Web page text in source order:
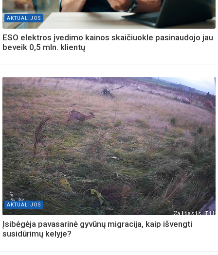
AKTUALIJOS
ESO elektros įvedimo kainos skaičiuokle pasinaudojo jau
beveik 0,5 mln. klientų
AKTUALIJOS
Įsibėgėja pavasarinė gyvūnų migracija, kaip išvengti
susidūrimų kelyje?